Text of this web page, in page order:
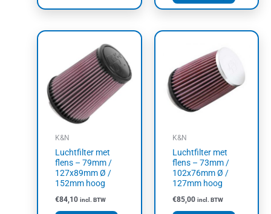
K&N
Luchtfilter met
flens – 79mm /
127x89mm Ø /
152mm hoog
€84,10 incl. BTW
K&N
Luchtfilter met
flens – 73mm /
102x76mm Ø /
127mm hoog
€85,00 incl. BTW